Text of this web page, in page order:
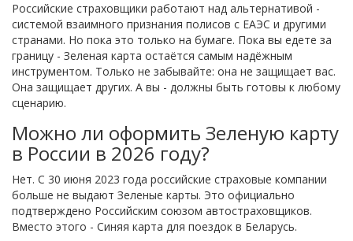
Российские страховщики работают над альтернативой -
системой взаимного признания полисов с ЕАЭС и другими
странами. Но пока это только на бумаге. Пока вы едете за
границу - Зеленая карта остаётся самым надёжным
инструментом. Только не забывайте: она не защищает вас.
Она защищает других. А вы - должны быть готовы к любому
сценарию.
Можно ли оформить Зеленую карту
в России в 2026 году?
Нет. С 30 июня 2023 года российские страховые компании
больше не выдают Зеленые карты. Это официально
подтверждено Российским союзом автостраховщиков.
Вместо этого - Синяя карта для поездок в Беларусь.